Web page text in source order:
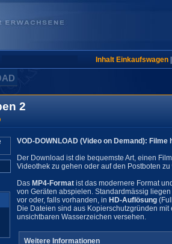
Inhalt Einkaufswagen|
2
VOD-DOWNLOAD (Video on Demand): Filme
Der Download ist die bequemste Art, einen
Videothek zu gehen oder auf den Postboten zu
Das MP4-Format ist das modernere Format
von Geräten abspielen. Standardmässig
vor oder, falls vorhanden, in HD-Auflösung
Die Dateien sind aus Kopierschutzgründen
unsichtbaren Wasserzeichen versehen.
Weitere Informationen